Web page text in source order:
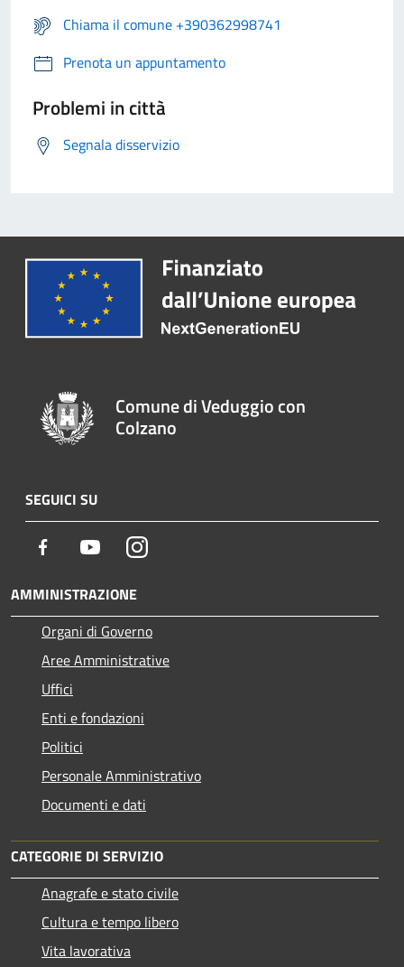
Chiama il comune +390362998741
Prenota un appuntamento
Problemi in città
Segnala disservizio
Comune di Veduggio con
Colzano
SEGUICI SU
Facebook YoutubeInstagram
AMMINISTRAZIONE
Organi di Governo
Aree Amministrative
Uffici
Enti e fondazioni
Politici
Personale Amministrativo
Documenti e dati
CATEGORIE DI SERVIZIO
Anagrafe e stato civile
Cultura e tempo libero
Vita lavorativa